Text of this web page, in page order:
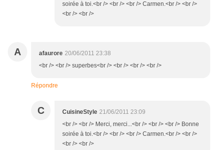
soirée à toi.<br /> <br /> <br /> Carmen.<br /> <br />
<br /> <br />
A afaurore 20/06/2011 23:38
<br /> <br /> superbes<br /> <br /> <br /> <br />
Répondre
C CuisineStyle 21/06/2011 23:09
<br /> <br /> Merci, merci...<br /> <br /> <br /> Bonne
soirée à toi.<br /> <br /> <br /> Carmen.<br /> <br />
<br /> <br />